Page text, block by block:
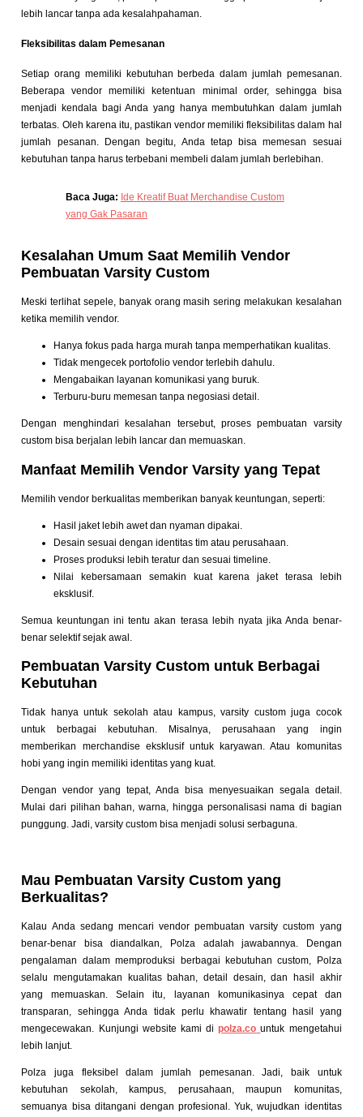
lebih lancar tanpa ada kesalahpahaman.
Fleksibilitas dalam Pemesanan
Setiap orang memiliki kebutuhan berbeda dalam jumlah pemesanan.
Beberapa vendor memiliki ketentuan minimal order, sehingga bisa
menjadi kendala bagi Anda yang hanya membutuhkan dalam jumlah
terbatas. Oleh karena itu, pastikan vendor memiliki fleksibilitas dalam hal
jumlah pesanan. Dengan begitu, Anda tetap bisa memesan sesuai
kebutuhan tanpa harus terbebani membeli dalam jumlah berlebihan.
Baca Juga: Ide Kreatif Buat Merchandise Custom
yang Gak Pasaran
Kesalahan Umum Saat Memilih Vendor
Pembuatan Varsity Custom
Meski terlihat sepele, banyak orang masih sering melakukan kesalahan
ketika memilih vendor.
Hanya fokus pada harga murah tanpa memperhatikan kualitas.
Tidak mengecek portofolio vendor terlebih dahulu.
Mengabaikan layanan komunikasi yang buruk.
Terburu-buru memesan tanpa negosiasi detail.
Dengan menghindari kesalahan tersebut, proses pembuatan varsity
custom bisa berjalan lebih lancar dan memuaskan.
Manfaat Memilih Vendor Varsity yang Tepat
Memilih vendor berkualitas memberikan banyak keuntungan, seperti:
Hasil jaket lebih awet dan nyaman dipakai.
Desain sesuai dengan identitas tim atau perusahaan.
Proses produksi lebih teratur dan sesuai timeline.
Nilai kebersamaan semakin kuat karena jaket terasa lebih
eksklusif.
Semua keuntungan ini tentu akan terasa lebih nyata jika Anda benar-
benar selektif sejak awal.
Pembuatan Varsity Custom untuk Berbagai
Kebutuhan
Tidak hanya untuk sekolah atau kampus, varsity custom juga cocok
untuk berbagai kebutuhan. Misalnya, perusahaan yang ingin
memberikan merchandise eksklusif untuk karyawan. Atau komunitas
hobi yang ingin memiliki identitas yang kuat.
Dengan vendor yang tepat, Anda bisa menyesuaikan segala detail.
Mulai dari pilihan bahan, warna, hingga personalisasi nama di bagian
punggung. Jadi, varsity custom bisa menjadi solusi serbaguna.
Mau Pembuatan Varsity Custom yang
Berkualitas?
Kalau Anda sedang mencari vendor pembuatan varsity custom yang
benar-benar bisa diandalkan, Polza adalah jawabannya. Dengan
pengalaman dalam memproduksi berbagai kebutuhan custom, Polza
selalu mengutamakan kualitas bahan, detail desain, dan hasil akhir
yang memuaskan. Selain itu, layanan komunikasinya cepat dan
transparan, sehingga Anda tidak perlu khawatir tentang hasil yang
mengecewakan. Kunjungi website kami dipolza.co untuk mengetahui
lebih lanjut.
Polza juga fleksibel dalam jumlah pemesanan. Jadi, baik untuk
kebutuhan sekolah, kampus, perusahaan, maupun komunitas,
semuanya bisa ditangani dengan profesional. Yuk, wujudkan identitas